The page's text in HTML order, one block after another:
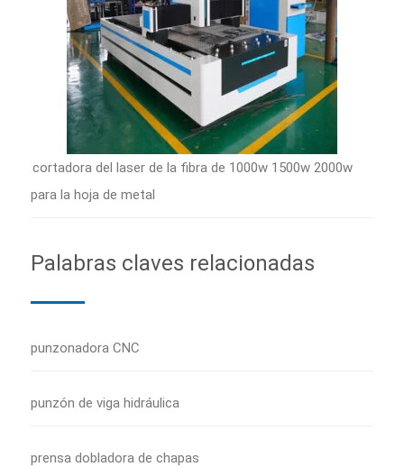
cortadora del laser de la fibra de 1000w 1500w 2000w
para la hoja de metal
Palabras claves relacionadas
punzonadora CNC
punzón de viga hidráulica
prensa dobladora de chapas